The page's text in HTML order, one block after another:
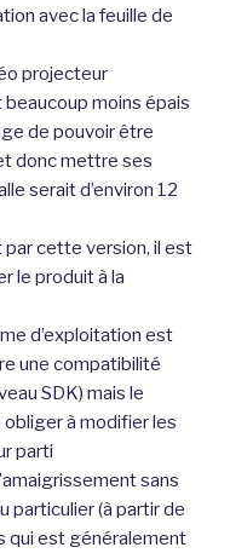
avec la feuille de
projecteur
moins épais
de pouvoir être
donc mettre ses
serait d’environ 12
par cette version, il est
le produit à la
d’exploitation est
une compatibilité
SDK) mais le
obliger à modifier les
parti
sans
particulier (à partir de
qui est généralement